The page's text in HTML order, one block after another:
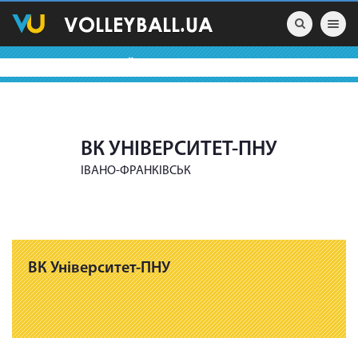
Toggle
ВК УНІВЕРСИТЕТ-ПНУ
ІВАНО-ФРАНКІВСЬК
ВК Університет-ПНУ